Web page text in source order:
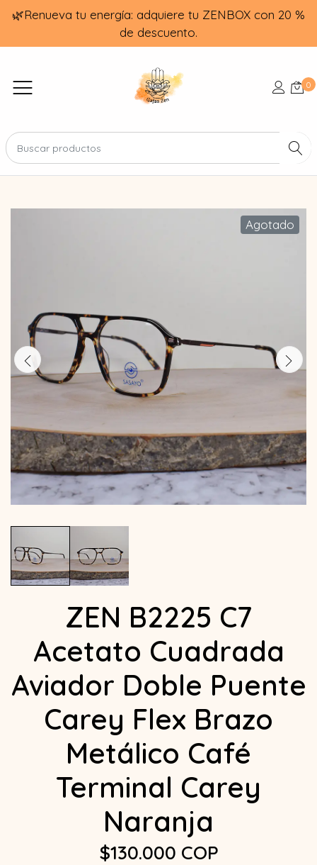
🌿Renueva tu energía: adquiere tu ZENBOX con 20 %
de descuento.
0
Agotado
ZEN B2225 C7
Acetato Cuadrada
Aviador Doble Puente
Carey Flex Brazo
Metálico Café
Terminal Carey
Naranja
$130.000 COP